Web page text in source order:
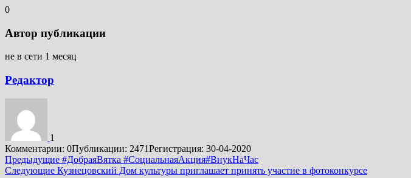
0
Автор публикации
не в сети 1 месяц
Редактор
1
Комментарии: 0Публикации: 2471Регистрация: 30-04-2020
Подробнее
Предыдущие #ДобраяВятка #СоциальнаяАкция#ВнукНаЧас
Следующие Кузнецовский Дом культуры приглашает принять участие в фотоконкурсе